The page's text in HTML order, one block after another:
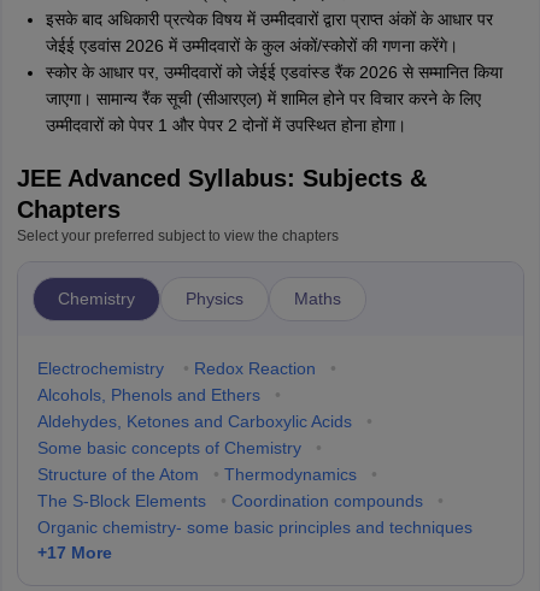
इसके बाद अधिकारी प्रत्येक विषय में उम्मीदवारों द्वारा प्राप्त अंकों के आधार पर
जेईई एडवांस 2026 में उम्मीदवारों के कुल अंकों/स्कोरों की गणना करेंगे।
स्कोर के आधार पर, उम्मीदवारों को जेईई एडवांस्ड रैंक 2026 से सम्मानित किया
जाएगा। सामान्य रैंक सूची (सीआरएल) में शामिल होने पर विचार करने के लिए
उम्मीदवारों को पेपर 1 और पेपर 2 दोनों में उपस्थित होना होगा।
JEE Advanced Syllabus: Subjects &
Chapters
Select your preferred subject to view the chapters
Chemistry Physics Maths
Electrochemistry • Redox Reaction
•
Alcohols, Phenols and Ethers
•
Aldehydes, Ketones and Carboxylic Acids
•
Some basic concepts of Chemistry
•
Structure of the Atom
• Thermodynamics
•
The S-Block Elements
• Coordination compounds
•
Organic chemistry- some basic principles and techniques
+17 More